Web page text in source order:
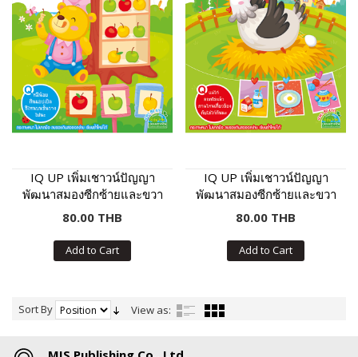
IQ UP เพิ่มเชาวน์ปัญญา
พัฒนาสมองซีกซ้ายและขวา
(สำหรับอายุ 4 ปี)
80.00 THB
Add to Cart
IQ UP เพิ่มเชาวน์ปัญญา
พัฒนาสมองซีกซ้ายและขวา
(สำหรับอายุ 5 ปี)
80.00 THB
Add to Cart
Sort By View as: